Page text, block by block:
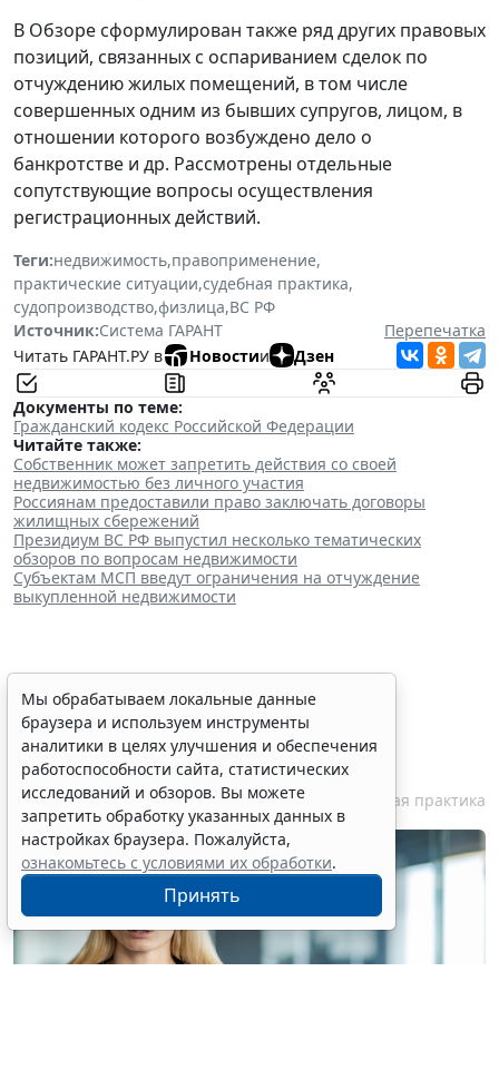
В Обзоре сформулирован также ряд других правовых
позиций, связанных с оспариванием сделок по
отчуждению жилых помещений, в том числе
совершенных одним из бывших супругов, лицом, в
отношении которого возбуждено дело о
банкротстве и др. Рассмотрены отдельные
сопутствующие вопросы осуществления
регистрационных действий.
Теги:недвижимость,правоприменение,
практические ситуации,судебная практика,
судопроизводство,физлица,ВС РФ
Источник:Система ГАРАНТ
Перепечатка
Читать ГАРАНТ.РУ в
Новостии Дзен
Документы по теме:
Гражданский кодекс Российской Федерации
Читайте также:
Собственник может запретить действия со своей
недвижимостью без личного участия
Россиянам предоставили право заключать договоры
жилищных сбережений
Президиум ВС РФ выпустил несколько тематических
обзоров по вопросам недвижимости
Субъектам МСП введут ограничения на отчуждение
выкупленной недвижимости
Персональные данные
медработника недопустимо
публиковать без его согласия
7 августа 2026 18:27 Судебная практика
Мы обрабатываем локальные данные
браузера и используем инструменты
аналитики в целях улучшения и обеспечения
работоспособности сайта, статистических
исследований и обзоров. Вы можете
запретить обработку указанных данных в
настройках браузера. Пожалуйста,
ознакомьтесь с условиями их обработки.
Принять